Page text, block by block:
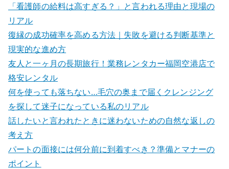
「看護師の給料は高すぎる？」と言われる理由と現場の
リアル
復縁の成功確率を高める方法｜失敗を避ける判断基準と
現実的な進め方
友人と一ヶ月の長期旅行！業務レンタカー福岡空港店で
格安レンタル
何を使っても落ちない…毛穴の奥まで届くクレンジング
を探して迷子になっている私のリアル
話したいと言われたときに迷わないための自然な返しの
考え方
パートの面接には何分前に到着すべき？準備とマナーの
ポイント